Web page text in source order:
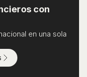
con
en una sola